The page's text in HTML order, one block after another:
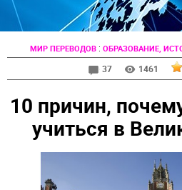
МИР ПЕРЕВОДОВ : ОБРАЗОВАНИЕ,
37
1461
10 причин,
учиться в